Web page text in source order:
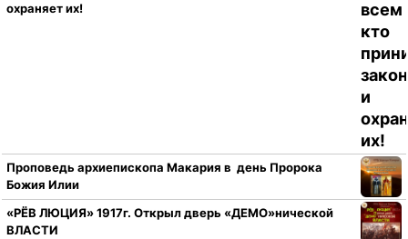
охраняет их!
Проповедь архиепископа Макария в день Пророка
Божия Илии
«РЁВ ЛЮЦИЯ» 1917г. Открыл дверь «ДЕМО»нической
ВЛАСТИ